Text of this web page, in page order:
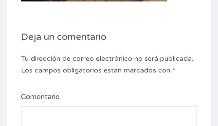
Deja un comentario
Tu dirección de correo electrónico no será publicada.
Los campos obligatorios están marcados con *
Comentario